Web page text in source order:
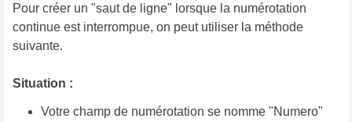
Pour créer un "saut de ligne" lorsque la numérotation
continue est interrompue, on peut utiliser la méthode
suivante.
Situation :
Votre champ de numérotation se nomme "Numero"